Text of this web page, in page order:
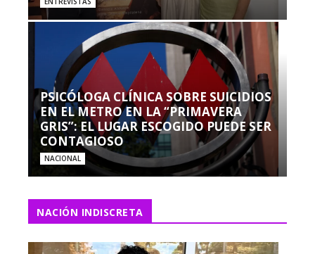
PSICÓLOGA CLÍNICA SOBRE SUICIDIOS
EN EL METRO EN LA “PRIMAVERA
GRIS”: EL LUGAR ESCOGIDO PUEDE SER
CONTAGIOSO
NACIONAL
NACIÓN INDISCRETA